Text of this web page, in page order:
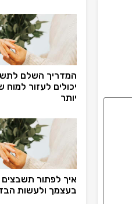
המדריך השלם
יכולים לעזור
יותר
איך לפתור תשבצים
בעצמך ולעשות